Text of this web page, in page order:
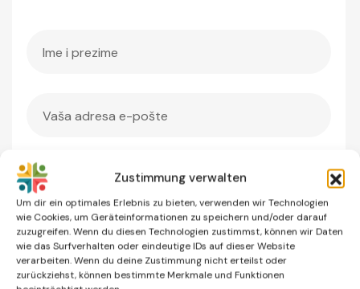
Zustimmung verwalten
Um dir ein optimales Erlebnis zu bieten, verwenden wir Technologien
wie Cookies, um Geräteinformationen zu speichern und/oder darauf
zuzugreifen. Wenn du diesen Technologien zustimmst, können wir Daten
wie das Surfverhalten oder eindeutige IDs auf dieser Website
verarbeiten. Wenn du deine Zustimmung nicht erteilst oder
zurückziehst, können bestimmte Merkmale und Funktionen